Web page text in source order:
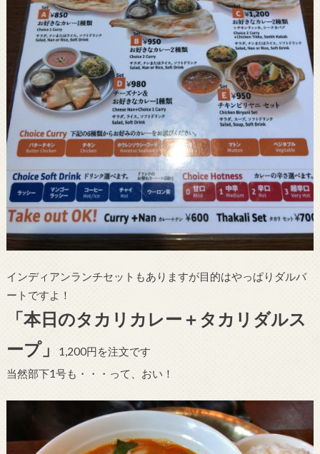
インディアンランチセットもありますが目的はやっぱりダルバ
ートですよ！
「本日のタカリカレー＋タカリダルス
ープ」
1,200円を注文です
当然部下1号も・・・って、おい！